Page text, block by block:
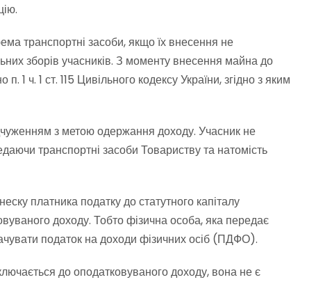
транспортні засоби, якщо їх внесення не
зборів учасників. З моменту внесення майна до
ч. 1 ст. 115 Цивільного кодексу України, згідно з яким
з метою одержання доходу. Учасник не
транспортні засоби Товариству та натомість
платника податку до статутного капіталу
доходу. Тобто фізична особа, яка передає
податок на доходи фізичних осіб (ПДФО).
до оподатковуваного доходу, вона не є